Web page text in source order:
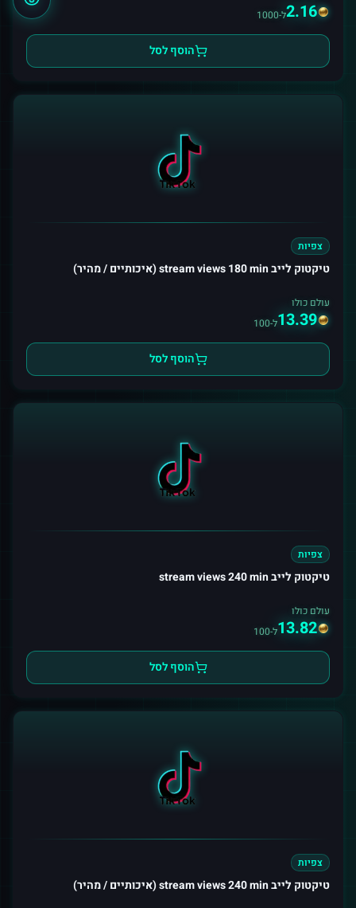
2.16ל-1000
הוסף לסל
צפיות
טיקטוק לייב stream views 180 min (איכותיים / מהיר)
עולם כולו
13.39ל-100
הוסף לסל
צפיות
טיקטוק לייב stream views 240 min
עולם כולו
13.82ל-100
הוסף לסל
צפיות
טיקטוק לייב stream views 240 min (איכותיים / מהיר)